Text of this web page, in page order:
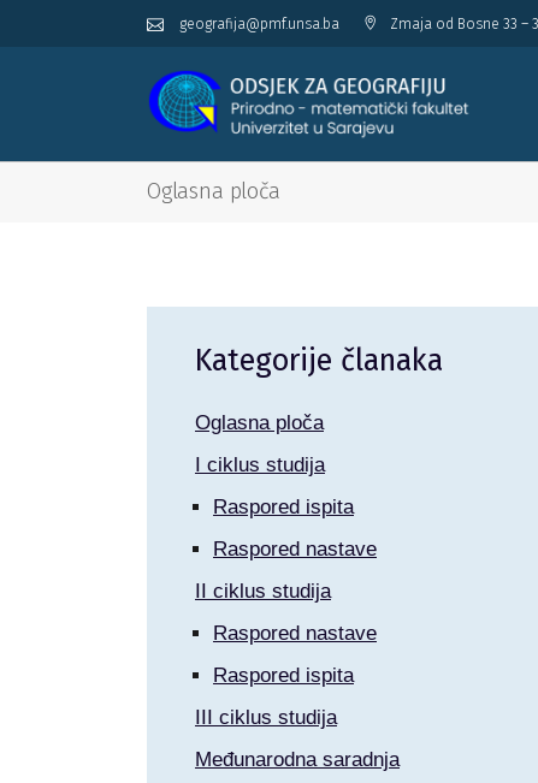
geografija@pmf.unsa.ba Zmaja od Bosne 33 –
Oglasna ploča
Kategorije članaka
Oglasna ploča
I ciklus studija
Raspored ispita
Raspored nastave
II ciklus studija
Raspored nastave
Raspored ispita
III ciklus studija
Međunarodna saradnja